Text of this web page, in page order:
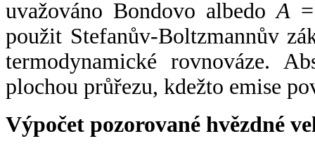
uvažováno Bondovo albedoA
použit Stefanův-Boltzmannův
termodynamické rovnováze.
plochou průřezu, kdežto emise
Výpočet pozorované hvězdné